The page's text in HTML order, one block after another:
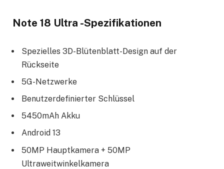
Note 18 Ultra -Spezifikationen
Spezielles 3D-Blütenblatt-Design auf der
Rückseite
5G-Netzwerke
Benutzerdefinierter Schlüssel
5450mAh Akku
Android 13
50MP Hauptkamera + 50MP
Ultraweitwinkelkamera